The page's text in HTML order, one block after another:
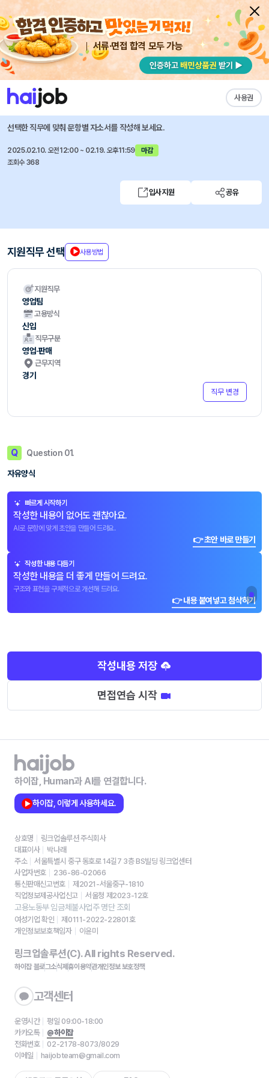
서류·면접 합격 모두 가능
사용권
채용공고 자소서 자유항목 자소서 내 작성목록
후성코퍼레이션주식회사
영업/기획 신입사원 모집
선택한 직무에 맞춰 문항별 자소서를 작성해 보세요.
2025.02.10. 오전12:00 ~ 02.19. 오후11:59
마감
조회수 368
입사지원 공유
지원직무 선택 사용방법
지원직무
영업팀
고용방식
신입
직무구분
영업·판매
근무지역
경기
직무 변경
Q Question 01.
자유양식
빠르게 시작하기
작성한 내용이 없어도 괜찮아요.
AI로 문항에 맞게 초안을 만들어 드려요.
👉 초안 바로 만들기
작성한 내용 다듬기
작성한 내용을 더 좋게 만들어 드려요.
구조와 표현을 구체적으로 개선해 드려요.
👉 내용 붙여넣고 첨삭하기
작성내용 저장
면접연습 시작
하이잡, Human과 AI를 연결합니다.
하이잡, 이렇게 사용하세요.
상호명
링크업솔루션 주식회사
대표이사
박나래
주소
서울특별시 중구 동호로 14길7 3층 BS빌딩 링크업센터
사업자번호
236-86-02066
통신판매신고번호
제2021-서울중구-1810
직업정보제공사업신고
서울청 제2023-12호
고용노동부 임금체불사업주 명단 조회
여성기업 확인
제0111-2022-22801호
개인정보보호책임자
이윤미
링크업솔루션(C). All rights Reserved.
하이잡 블로그소식제휴이용약관개인정보 보호정책
고객센터
운영시간
평일 09:00-18:00
카카오톡
@하이잡
전화번호
02-2178-8073/8029
이메일
haijobteam@gmail.com